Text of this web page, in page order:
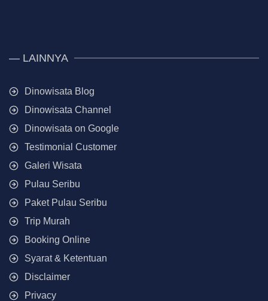
— LAINNYA
Dinowisata Blog
Dinowisata Channel
Dinowisata on Google
Testimonial Customer
Galeri Wisata
Pulau Seribu
Paket Pulau Seribu
Trip Murah
Booking Online
Syarat & Ketentuan
Disclaimer
Privacy